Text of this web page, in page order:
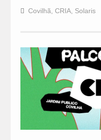
Covilhã CRIA, Solaris